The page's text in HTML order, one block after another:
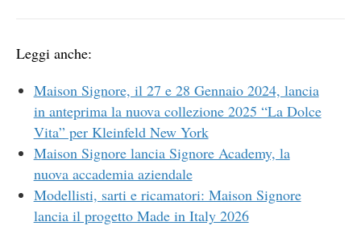
Leggi anche:
Maison Signore, il 27 e 28 Gennaio 2024, lancia
in anteprima la nuova collezione 2025 “La Dolce
Vita” per Kleinfeld New York
Maison Signore lancia Signore Academy, la
nuova accademia aziendale
Modellisti, sarti e ricamatori: Maison Signore
lancia il progetto Made in Italy 2026